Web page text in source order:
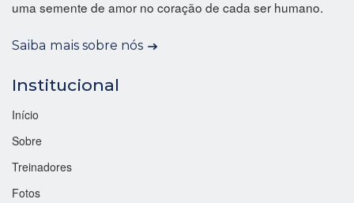
uma semente de amor no coração de cada ser humano.
Saiba mais sobre nós
Institucional
Início
Sobre
Treinadores
Fotos